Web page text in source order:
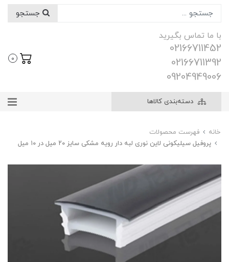
با ما تماس بگیرید
02166711452
02166711392
09204949006
0
دسته‌بندی کالاها
خانه
فهرست محصولات
پروفیل سیلیکونی لاین نوری لبه دار رویه مشکی سایز ۲۰ میل در ۱۰ میل